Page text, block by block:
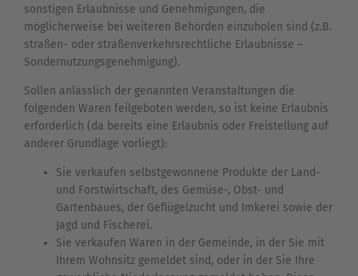
sonstigen Erlaubnisse und Genehmigungen, die
möglicherweise bei weiteren Behörden einzuholen sind (z.B.
straßen- oder straßenverkehrsrechtliche Erlaubnisse –
Sondernutzungsgenehmigung).
Sollen anlässlich der genannten Veranstaltungen die
folgenden Waren feilgeboten werden, so ist keine Erlaubnis
erforderlich (da bereits eine Erlaubnis oder Freistellung auf
anderer Grundlage vorliegt):
Sie verkaufen selbstgewonnene Produkte der Land-
und Forstwirtschaft, des Gemüse-, Obst- und
Gartenbaues, der Geflügelzucht und Imkerei sowie der
Jagd und Fischerei.
Sie verkaufen Waren in der Gemeinde, in der Sie mit
Ihrem Wohnsitz gemeldet sind, oder in der Sie Ihre